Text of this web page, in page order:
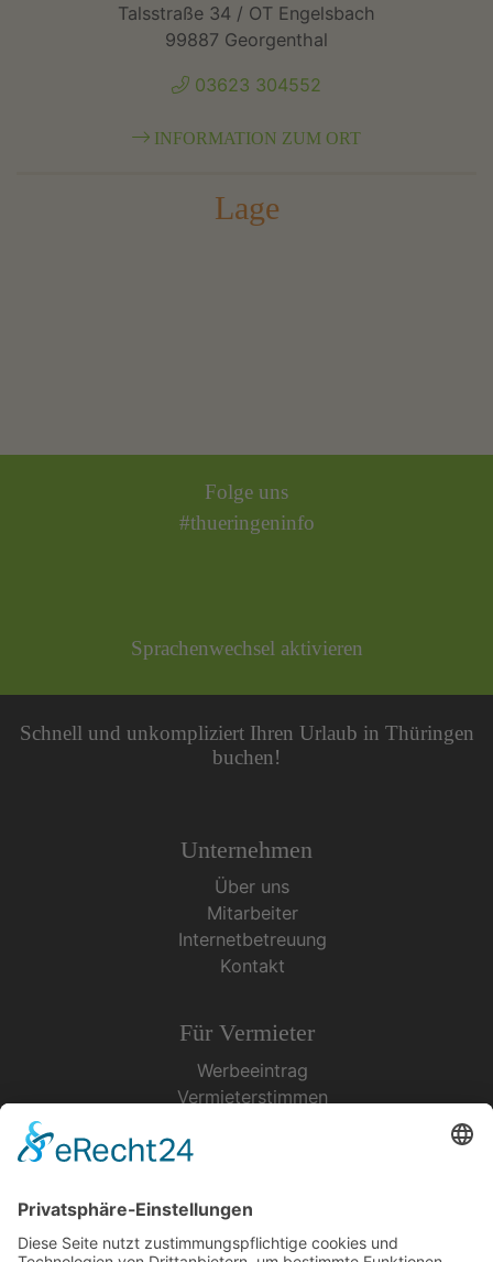
Talsstraße 34 / OT Engelsbach
99887 Georgenthal
03623 304552
INFORMATION ZUM ORT
Lage
Folge uns
#thueringeninfo
Sprachenwechsel aktivieren
Schnell und unkompliziert Ihren Urlaub in Thüringen
buchen!
Unternehmen
Über uns
Mitarbeiter
Internetbetreuung
Kontakt
Für Vermieter
Werbeeintrag
Vermieterstimmen
Urlaubsservice
Bücher, Karten & CD's